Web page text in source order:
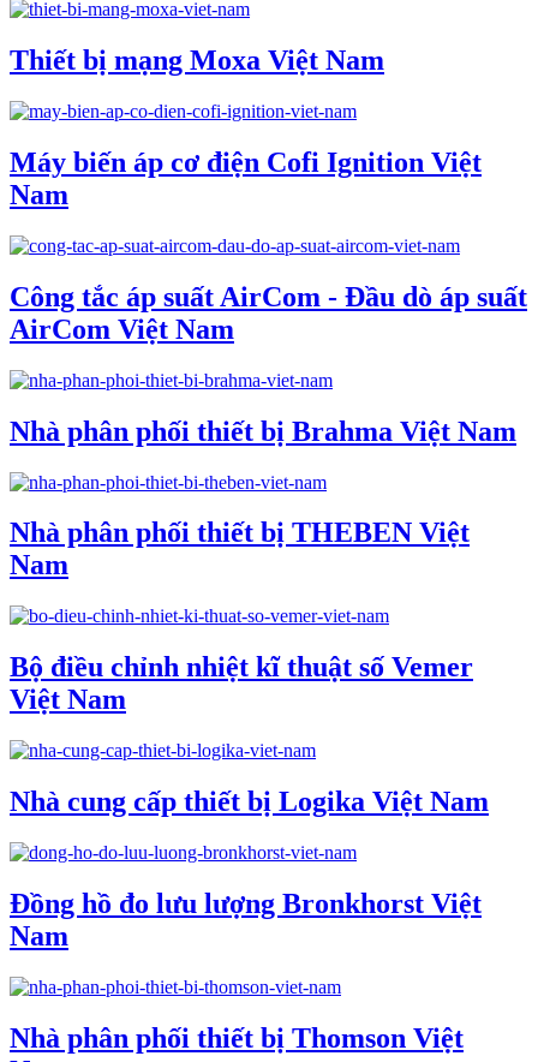
Thiết bị mạng Moxa Việt Nam
Máy biến áp cơ điện Cofi Ignition Việt
Nam
Công tắc áp suất AirCom - Đầu dò áp suất
AirCom Việt Nam
Nhà phân phối thiết bị Brahma Việt Nam
Nhà phân phối thiết bị THEBEN Việt
Nam
Bộ điều chỉnh nhiệt kĩ thuật số Vemer
Việt Nam
Nhà cung cấp thiết bị Logika Việt Nam
Đồng hồ đo lưu lượng Bronkhorst Việt
Nam
Nhà phân phối thiết bị Thomson Việt